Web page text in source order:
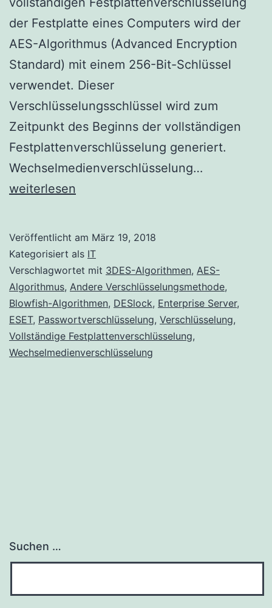
der Festplatte eines Computers wird der
AES-Algorithmus (Advanced Encryption
Standard) mit einem 256-Bit-Schlüssel
verwendet. Dieser
Verschlüsselungsschlüssel wird zum
Zeitpunkt des Beginns der vollständigen
Festplattenverschlüsselung generiert.
Wechselmedienverschlüsselung…
verwendet
weiterlesen
Veröffentlicht am März 19, 2018
Kategorisiert als IT
Verschlagwortet mit 3DES-Algorithmen, AES-
Algorithmus, Andere Verschlüsselungsmethode,
Blowfish-Algorithmen, DESlock, Enterprise Server,
ESET, Passwortverschlüsselung, Verschlüsselung,
Vollständige Festplattenverschlüsselung,
Wechselmedienverschlüsselung
Suchen …